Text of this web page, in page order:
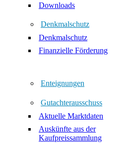
Downloads
Denkmalschutz
Denkmalschutz
Finanzielle Förderung
Enteignungen
Gutachterausschuss
Aktuelle Marktdaten
Auskünfte aus der
Kaufpreissammlung